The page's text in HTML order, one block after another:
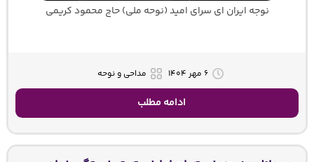
نوجه ایران ای سرای امید (نوحه ملی) حاج محمود کریمی
۶ مهر ۱۴۰۴ مداحی و نوحه
ادامه مطلب